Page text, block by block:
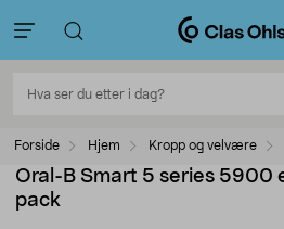
Forside Hjem Kropp og velvære
Oral-B Smart 5 series 5900
pack